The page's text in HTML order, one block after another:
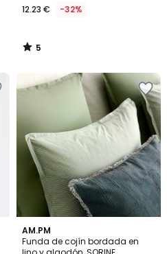
12.23 € -32%
5
/
AM.PM
Funda de cojín bordada en